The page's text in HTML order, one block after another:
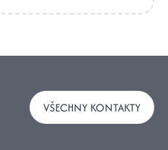
VŠECHNY KONTAKTY